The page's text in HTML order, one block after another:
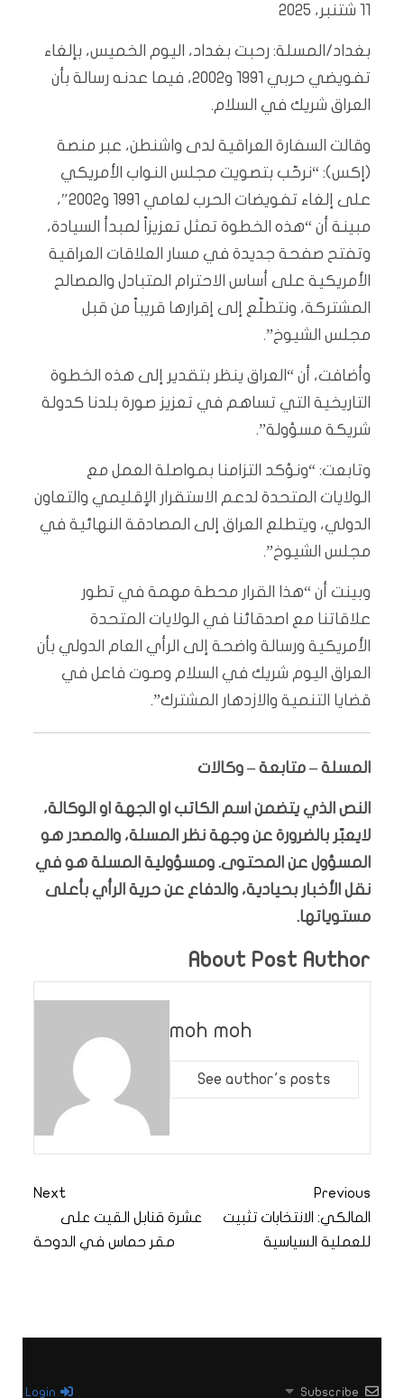
11 شتنبر، 2025
بغداد/المسلة: رحبت بغداد، اليوم الخميس، بإلغاء
تفويضي حربي 1991 و2002، فيما عدنه رسالة بأن
العراق شريك في السلام.
وقالت السفارة العراقية لدى واشنطن، عبر منصة
(إكس): “نرحّب بتصويت مجلس النواب الأمريكي
على إلغاء تفويضات الحرب لعامي 1991 و2002″،
مبينة أن “هذه الخطوة تمثل تعزيزاً لمبدأ السيادة،
وتفتح صفحة جديدة في مسار العلاقات ‎العراقية
الأمريكية على أساس الاحترام المتبادل والمصالح
المشتركة، ونتطلّع إلى إقرارها قريباً من قبل
مجلس الشيوخ”.
‏‎وأضافت، أن “العراق ينظر بتقدير إلى هذه الخطوة
التاريخية التي تساهم في تعزيز صورة بلدنا كدولة
شريكة مسؤولة”.
وتابعت: “ونؤكد التزامنا بمواصلة العمل مع
الولايات المتحدة لدعم الاستقرار الإقليمي والتعاون
الدولي، ويتطلع العراق إلى المصادقة النهائية في
مجلس الشيوخ”.
وبينت أن “هذا القرار محطة مهمة في تطور
علاقاتنا مع اصدقائنا في الولايات المتحدة
الأمريكية ورسالة واضحة إلى الرأي العام الدولي بأن
‎العراق اليوم شريك في السلام وصوت فاعل في
قضايا التنمية والازدهار المشترك”.
المسلة – متابعة – وكالات
النص الذي يتضمن اسم الكاتب او الجهة او الوكالة،
لايعبّر بالضرورة عن وجهة نظر المسلة، والمصدر هو
المسؤول عن المحتوى. ومسؤولية المسلة هو في
نقل الأخبار بحيادية، والدفاع عن حرية الرأي بأعلى
مستوياتها.
About Post Author
moh moh
See author's posts
Previous
المالكي: الانتخابات تثبيت
للعملية السياسية
Next
عشرة قنابل القيت على
مقر حماس في الدوحة
Subscribe